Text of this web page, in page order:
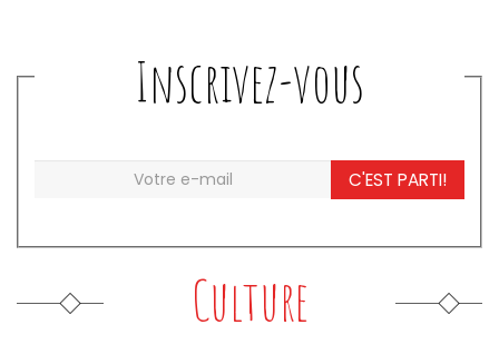
Inscrivez-vous
C'EST PARTI!
Culture